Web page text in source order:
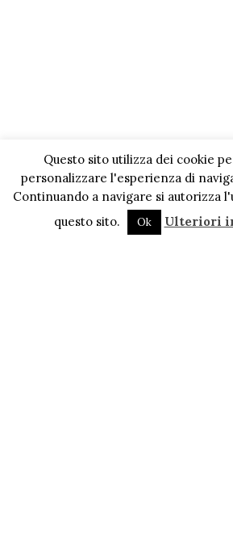
Questo sito utilizza dei cookie
personalizzare l'esperienza di
Continuando a navigare si autorizza
questo sito.
Ok Ulteriori